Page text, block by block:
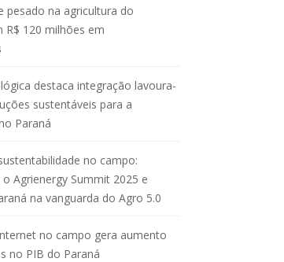
pesado na agricultura do
R$ 120 milhões em
destaca integração lavoura-
sustentáveis para a
Paraná
no campo:
Agrienergy Summit 2025 e
na vanguarda do Agro 5.0
no campo gera aumento
no PIB do Paraná